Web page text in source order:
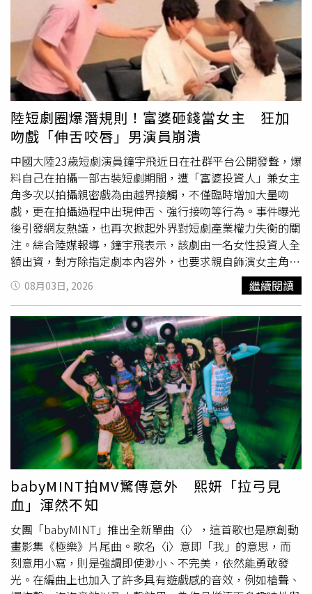
珍珠丘疹本身不會危害健康，因此大多不需要治療；若因美
觀或心理因素希望改善，可與醫師討論接受雷射、電燒、冷
凍治療或手術切除等方式處理，但應由專業醫師評估後進
行。此外，他也提醒，切勿自行購買來路不明的藥膏或偏方
塗抹，以免刺激皮膚、引發感染，甚至留下疤痕。平時保持
私密處清潔、維持乾爽，若有包皮過長問題，也可與醫師討
論是否需要接受相關治療。醫師最後呼籲，私密處若出現任
何異常腫塊、突起或皮膚變化，不必過度驚慌，但也不要自
行猜測病因，更不要因害羞而拖延就醫。及早由泌尿科醫師
診斷，才能釐清究竟是良性生理變異，還是需要治療的疾
病，以免延誤病情。
罵人的方式真的很有創意，有時候還會成為我之後演戲、講
台詞的靈感。」她笑說：「某方面來說，我還滿感謝他們
的。」除了戲外天天挨罵，葉華最近在劇中也有大量與陳珮
騏、張倩、岳虹等人的衝突戲，不只吵架，還經常大打出
手。她透露，尤其和陳珮騏合作多年，兩人幾乎沒有演過感
情好的角色，「從《家和萬事興》開始，我們就是敵對關
係，沒有演過好姐妹、好朋友，連家人感情好的都沒有，所
以我們現在打架、互罵已經很有默契了。」談起最難忘的一
場戲，葉華坦言，當年拍攝《家和萬事興》時，曾因為一場
打巴掌戲太過投入，不小心真的打中陳珮騏的鼻子，「她當
場鼻子瞬間腫起來、還流血，整個腫得像打了玻尿酸一
樣。」讓她至今想起來仍相當自責。不過，讓葉華最佩服的
是陳珮騏的敬業態度。她表示，當下陳珮騏完全沒有喊卡，
也沒有中斷拍攝，而是忍著疼痛把整場戲演完，等導演喊卡
後才處理傷勢，「真的非常敬業，我一直都很佩服她。」葉
華笑說，也許就是從那次開始，兩人就註定一路「打到現
在」，日前兩人拍攝打架戲時還互相開玩笑，陳珮騏笑虧
她：「怎麼從以前到現在，每次看到妳都是在打架。」葉華
也笑回：「對啊，我怎麼一直都在跟妳打。」雖然戲裡勢不
兩立、見面就是吵架動手，但她強調，私底下彼此感情其實
非常好，「戲裡打得越兇，戲外感情越好，大家都知道是在
完成角色，希望把最精彩的戲帶給觀眾。」葉華跟陳珮騏每
次都演死對頭，但戲外感情好得很。（圖／三立）
陸短劇圈爆潛規則！富婆砸錢當女主 狂加
吻戲「伸舌咬唇」男演員崩潰
中國大陸23歲短劇演員鐘宇飛近日在社群平台公開發聲，爆
料自己在拍攝一部古裝短劇期間，遭「富婆投資人」兼女主
角多次以拍攝親密戲為由越界接觸，不僅臨時增加大量吻
戲，更在拍攝過程中出現伸舌、強行接吻等行為。事件曝光
後引發網友熱議，也再次掀起外界對短劇產業權力失衡的關
注。綜合陸媒報導，鐘宇飛表示，該劇由一名女性投資人全
額出資，對方除指定劇本內容外，也要求親自飾演女主角。
據他透露，劇本原本就安排超過40場吻戲，幾乎每兩集就有
一場親密戲，導演及編劇曾建議減少相關橋段，以免影響劇
情節奏，但未獲投資方採納。鐘宇飛指出，正式拍攝後，對
方多次未依一般拍攝方式進行，而是在鏡頭前直接伸舌接
吻，甚至強行固定他的頭部，讓他無法閃避。他表示，自己
曾向劇組反映，希望減少超出劇本需求的親密接觸，但因對
方同時是投資人，劇組無力介入，只能要求他配合完成拍
攝。他表示，當時自己剛踏入短劇圈，這是首次擔任男主
角，擔心若拒絕拍攝或公開抗議，恐影響未來工作機會，因
此選擇忍耐完成拍攝。不過，隨著拍攝進行，親密戲愈來愈
多，甚至曾因拍攝導致嘴唇被咬破流血。大陸短劇圈爆潛規
則，演員自爆遭富婆強吻。（圖／翻攝自微博）鐘宇飛指
出，作品完成後，平台審核認為吻戲比例過高，要求刪除二
十多段親密畫面，導致劇情遭大幅修改。此外，他原本約人
民幣3萬元（約新台幣14.4萬元）的片酬也遭拖欠，投資人
更將作品評價不佳歸咎於他的演技，拒絕支付尾款。事件曝
光後迅速登上微博熱搜，不少網友關注涉事投資人的身分；
也有人認為，此案更值得討論的是影視產業中因投資方掌握
資源而形成的權力不對等問題。鐘宇飛表示，自己並不排斥
08月03日, 2026 繼續閱讀
babyMINT拍MV驚傳意外 熙妍「拉弓見
血」渾然不知
女團「babyMINT」推出全新單曲〈i〉，這首歌也是原創動
畫影集《極樂》片尾曲。歌名〈i〉意即「我」的意思，而
刻意用小寫，則是強調即使渺小、不完美，依然能勇敢發
光。在編曲上也加入了許多具有遊戲感的音效，例如槍聲、